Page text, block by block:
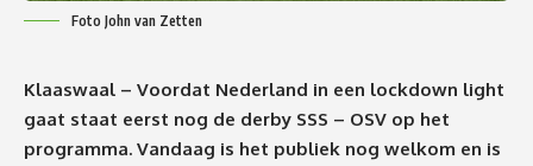
Foto John van Zetten
Klaaswaal – Voordat Nederland in een lockdown light
gaat staat eerst nog de derby SSS – OSV op het
programma. Vandaag is het publiek nog welkom en is